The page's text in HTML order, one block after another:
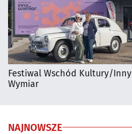
Festiwal Wschód Kultury/Inny
Wymiar
NAJNOWSZE